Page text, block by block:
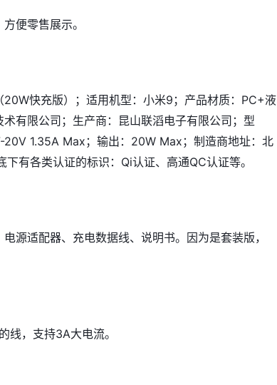
便零售展示。
20W快充版）；适用机型：小米9；产品材质：PC+液
有限公司；生产商：昆山联滔电子有限公司；型
20V 1.35A Max；输出：20W Max；制造商地址：北
有各类认证的标识：Qi认证、高通QC认证等。
源适配器、充电数据线、说明书。因为是套装版，
线，支持3A大电流。